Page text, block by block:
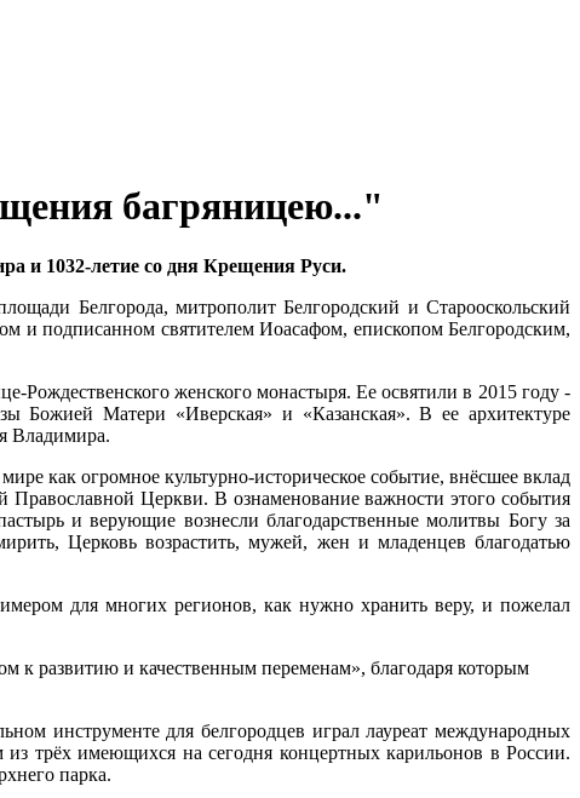
багряницею..."
и 1032-летие со дня Крещения Руси.
Белгорода, митрополит Белгородский и Старооскольский
и подписанном святителем Иоасафом, епископом Белгородским,
Рождественского женского монастыря. Ее освятили в 2015 году -
Божией Матери «Иверская» и «Казанская». В ее архитектуре
Владимира.
как огромное культурно-историческое событие, внёсшее вклад
Православной Церкви. В ознаменование важности этого события
и верующие вознесли благодарственные молитвы Богу за
Церковь возрастить, мужей, жен и младенцев благодатью
для многих регионов, как нужно хранить веру, и пожелал
к развитию и качественным переменам», благодаря которым
инструменте для белгородцев играл лауреат международных
из трёх имеющихся на сегодня концертных карильонов в России.
парка.